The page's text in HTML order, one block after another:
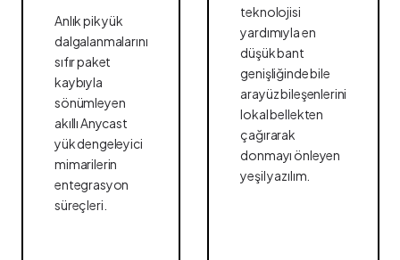
Anlık pik yük
dalgalanmalarını
sıfır paket
kaybıyla
sönümleyen
akıllı Anycast
yük dengeleyici
mimarilerin
entegrasyon
süreçleri.
teknolojisi
yardımıyla en
düşük bant
genişliğinde bile
arayüz bileşenlerini
lokal bellekten
çağırarak
donmayı önleyen
yeşil yazılım.